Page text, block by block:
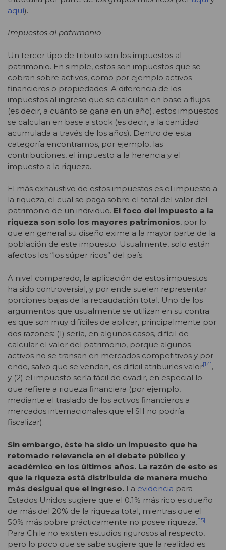
aquí).
Impuestos al patrimonio
Un tercer tipo de tributo son los impuestos al
patrimonio. En simple, estos son impuestos que se
cobran sobre activos, como por ejemplo activos
financieros o propiedades. A diferencia de los
impuestos al ingreso que se calculan en base a flujos
(es decir, a cuánto se gana en un año), estos impuestos
se calculan en base a stock (es decir, a la cantidad
acumulada a través de los años). Dentro de esta
categoría encontramos, por ejemplo, las
contribuciones, el impuesto a la herencia y el
impuesto a la riqueza.
El más exhaustivo de estos impuestos es el impuesto a
la riqueza, el cual se paga sobre el total del valor del
patrimonio de un individuo. El foco del impuesto a la
riqueza son solo los mayores patrimonios, por lo
que en general su diseño exime a la mayor parte de la
población de este impuesto. Usualmente, solo están
afectos los “los súper ricos” del país.
A nivel comparado, la aplicación de estos impuestos
ha sido controversial, y por ende suelen representar
porciones bajas de la recaudación total. Uno de los
argumentos que usualmente se utilizan en su contra
es que son muy difíciles de aplicar, principalmente por
dos razones: (1) sería, en algunos casos, difícil de
calcular el valor del patrimonio, porque algunos
activos no se transan en mercados competitivos y por
ende, salvo que se vendan, es difícil atribuirles valor[14],
y (2) el impuesto sería fácil de evadir, en especial lo
que refiere a riqueza financiera (por ejemplo,
mediante el traslado de los activos financieros a
mercados internacionales que el SII no podría
fiscalizar).
Sin embargo, éste ha sido un impuesto que ha
retomado relevancia en el debate público y
académico en los últimos años. La razón de esto es
que la riqueza está distribuida de manera mucho
más desigual que el ingreso. La evidencia para
Estados Unidos sugiere que el 0.1% más rico es dueño
de más del 20% de la riqueza total, mientras que el
50% más pobre prácticamente no posee riqueza.[15]
Para Chile no existen estudios rigurosos al respecto,
pero lo poco que se sabe sugiere que la realidad es